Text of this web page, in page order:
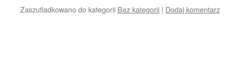
Zaszufladkowano do kategorii Bez kategorii | Dodaj komentarz